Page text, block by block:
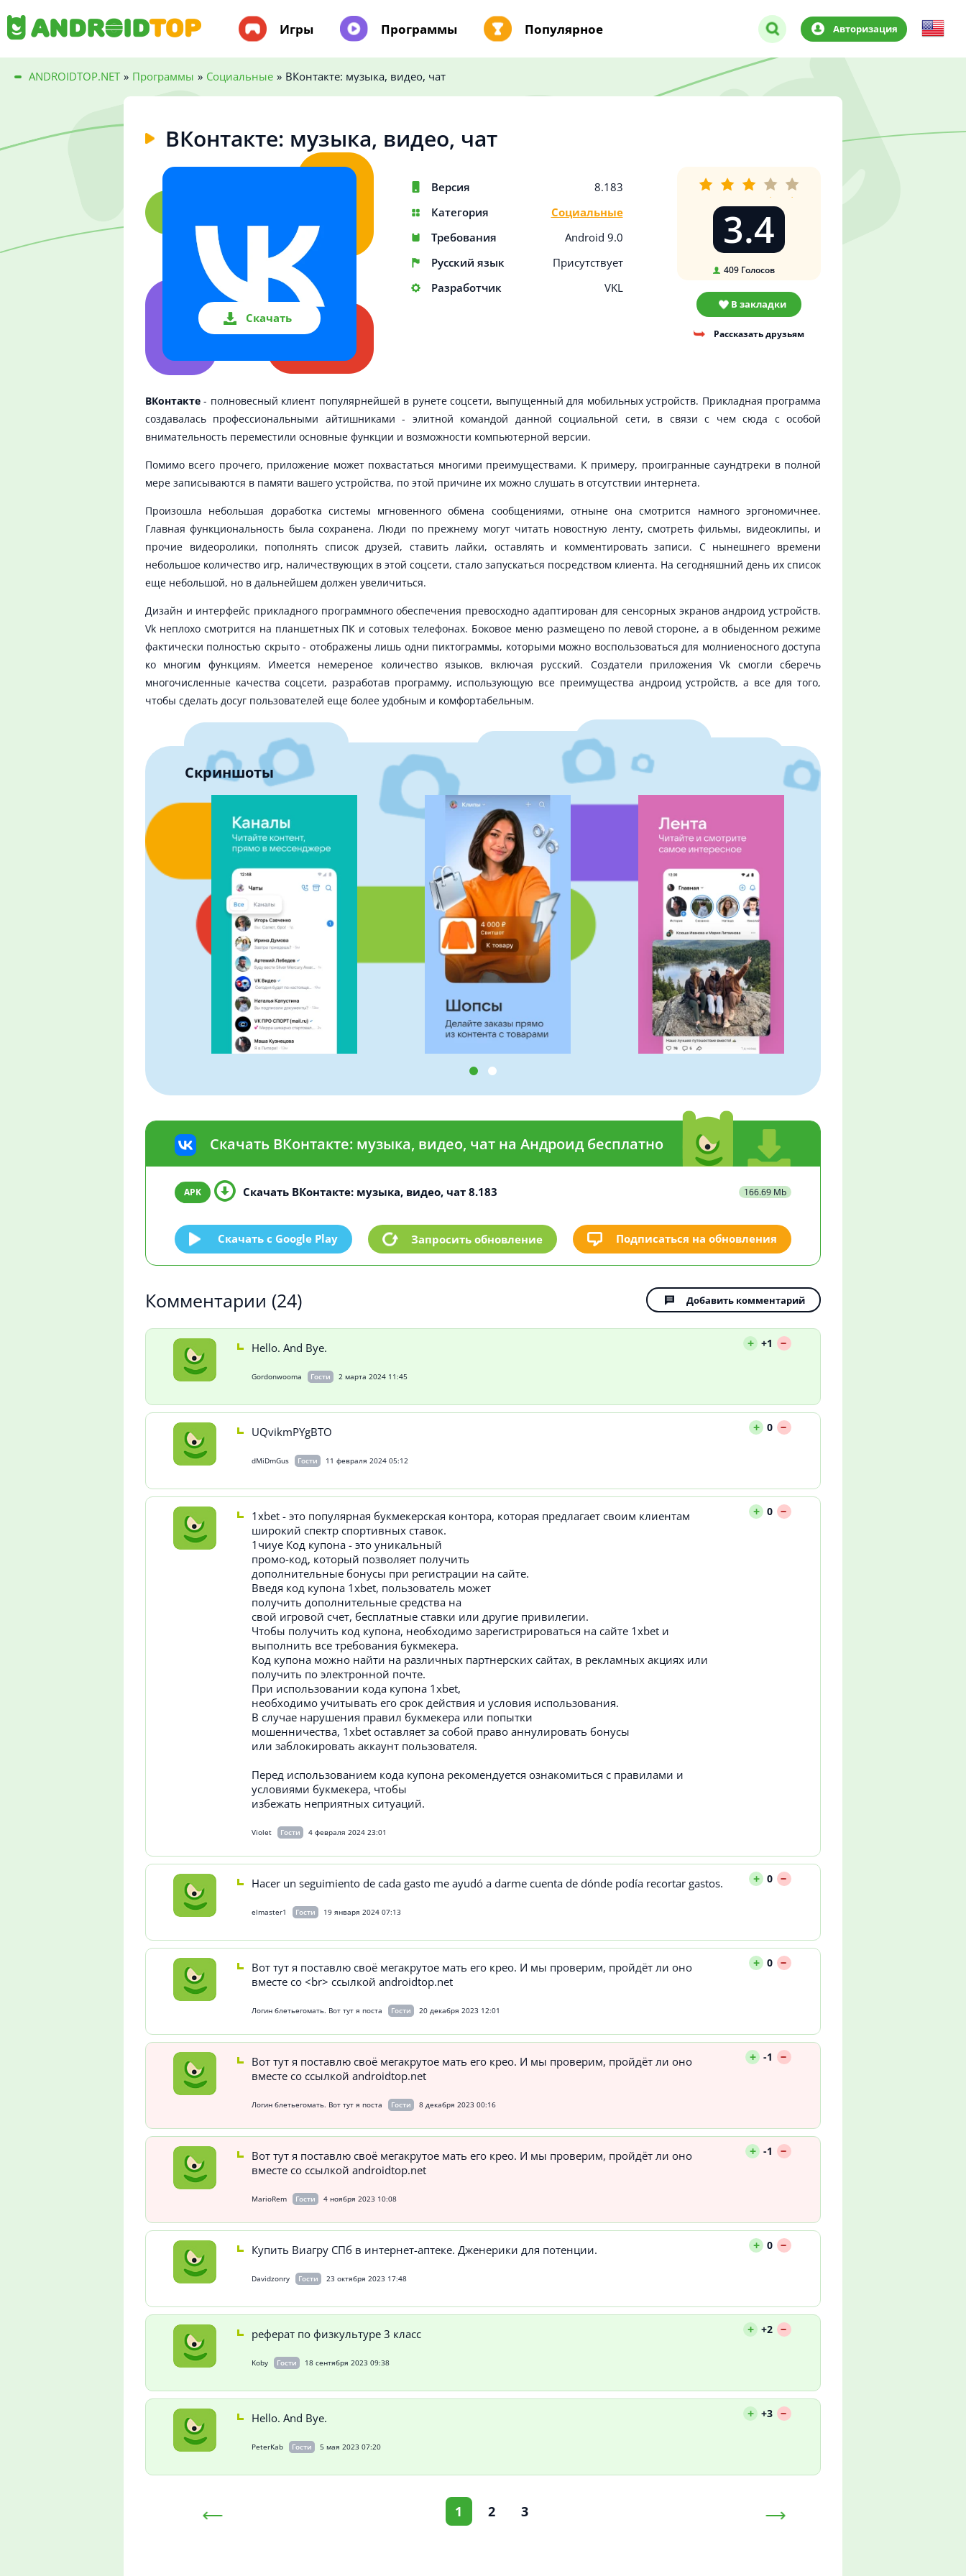
Игры Программы Популярное Авторизация
ANDROIDTOP.NET » Программы » Социальные » ВКонтакте: музыка, видео, чат
ВКонтакте: музыка, видео, чат
Скачать
Версия
8.183
Категория
Социальные
Требования
Android 9.0
Русский язык
Присутствует
Разработчик
VKL
3.4
409Голосов
В закладки
Рассказать друзьям
ВКонтакте - полновесный клиент популярнейшей в рунете соцсети, выпущенный для мобильных устройств. Прикладная программа
создавалась профессиональными айтишниками - элитной командой данной социальной сети, в связи с чем сюда с особой
внимательность переместили основные функции и возможности компьютерной версии.
Помимо всего прочего, приложение может похвастаться многими преимуществами. К примеру, проигранные саундтреки в полной
мере записываются в памяти вашего устройства, по этой причине их можно слушать в отсутствии интернета.
Произошла небольшая доработка системы мгновенного обмена сообщениями, отныне она смотрится намного эргономичнее.
Главная функциональность была сохранена. Люди по прежнему могут читать новостную ленту, смотреть фильмы, видеоклипы, и
прочие видеоролики, пополнять список друзей, ставить лайки, оставлять и комментировать записи. С нынешнего времени
небольшое количество игр, наличествующих в этой соцсети, стало запускаться посредством клиента. На сегодняшний день их список
еще небольшой, но в дальнейшем должен увеличиться.
Дизайн и интерфейс прикладного программного обеспечения превосходно адаптирован для сенсорных экранов андроид устройств.
Vk неплохо смотрится на планшетных ПК и сотовых телефонах. Боковое меню размещено по левой стороне, а в обыденном режиме
фактически полностью скрыто - отображены лишь одни пиктограммы, которыми можно воспользоваться для молниеносного доступа
ко многим функциям. Имеется немереное количество языков, включая русский. Создатели приложения Vk смогли сберечь
многочисленные качества соцсети, разработав программу, использующую все преимущества андроид устройств, а все для того,
чтобы сделать досуг пользователей еще более удобным и комфортабельным.
Скриншоты
Скачать ВКонтакте: музыка, видео, чат на Андроид бесплатно
Скачать ВКонтакте: музыка, видео, чат 8.183 166.69 Mb
Скачать c Google Play Запросить обновление Подписаться на обновления
Комментарии (24) Добавить комментарий
Hello. And Bye.
Gordonwooma Гости 2 марта 2024 11:45
+ +1 --
UQvikmPYgBTO
dMiDmGus Гости 11 февраля 2024 05:12
+ 0 --
1xbet - это популярная букмекерская контора, которая предлагает своим клиентам
широкий спектр спортивных ставок.
1чиуе Код купона - это уникальный
промо-код, который позволяет получить
дополнительные бонусы при регистрации на сайте.
Введя код купона 1xbet, пользователь может
получить дополнительные средства на
свой игровой счет, бесплатные ставки или другие привилегии.
Чтобы получить код купона, необходимо зарегистрироваться на сайте 1xbet и
выполнить все требования букмекера.
Код купона можно найти на различных партнерских сайтах, в рекламных акциях или
получить по электронной почте.
При использовании кода купона 1xbet,
необходимо учитывать его срок действия и условия использования.
В случае нарушения правил букмекера или попытки
мошенничества, 1xbet оставляет за собой право аннулировать бонусы
или заблокировать аккаунт пользователя.
Перед использованием кода купона рекомендуется ознакомиться с правилами и
условиями букмекера, чтобы
избежать неприятных ситуаций.
Violet Гости 4 февраля 2024 23:01
+ 0 --
Hacer un seguimiento de cada gasto me ayudó a darme cuenta de dónde podía recortar gastos.
elmaster1 Гости 19 января 2024 07:13
+ 0 --
Вот тут я поставлю своё мегакрутое мать его крео. И мы проверим, пройдёт ли оно
вместе со <br> ссылкой androidtop.net
Логин блетьегомать. Вот тут я поста Гости 20 декабря 2023 12:01
+ 0 --
Вот тут я поставлю своё мегакрутое мать его крео. И мы проверим, пройдёт ли оно
вместе со ссылкой androidtop.net
Логин блетьегомать. Вот тут я поста Гости 8 декабря 2023 00:16
+ -1 --
Вот тут я поставлю своё мегакрутое мать его крео. И мы проверим, пройдёт ли оно
вместе со ссылкой androidtop.net
MarioRem Гости 4 ноября 2023 10:08
+ -1 --
Купить Виагру СПб в интернет-аптеке. Дженерики для потенции.
Davidzonry Гости 23 октября 2023 17:48
+ 0 --
реферат по физкультуре 3 класс
Koby Гости 18 сентября 2023 09:38
+ +2 --
Hello. And Bye.
PeterKab Гости 5 мая 2023 07:20
+ +3 --
1 2 3